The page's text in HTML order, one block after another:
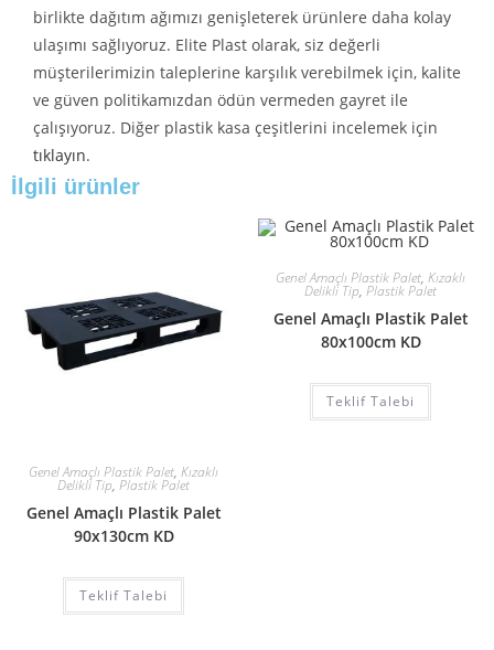
birlikte dağıtım ağımızı genişleterek ürünlere daha kolay
ulaşımı sağlıyoruz. Elite Plast olarak, siz değerli
müşterilerimizin taleplerine karşılık verebilmek için, kalite
ve güven politikamızdan ödün vermeden gayret ile
çalışıyoruz. Diğer plastik kasa çeşitlerini incelemek için
tıklayın.
İlgili ürünler
Genel Amaçlı Plastik Palet, Kızaklı
Delikli Tip, Plastik Palet
Genel Amaçlı Plastik Palet
90x130cm KD
Teklif Talebi
Genel Amaçlı Plastik Palet, Kızaklı
Delikli Tip, Plastik Palet
Genel Amaçlı Plastik Palet
80x100cm KD
Teklif Talebi